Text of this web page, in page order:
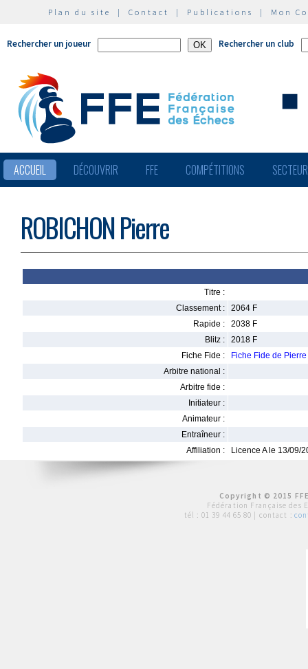
Plan du site | Contact | Publications | Mon
Rechercher un joueur Rechercher un club
ACCUEIL DÉCOUVRIR FFE COMPÉTITIONS
ROBICHON Pierre
Titre :
Classement :
2064 F
Rapide :
2038 F
Blitz :
2018 F
Fiche Fide :
Fiche Fide de
Arbitre national :
Arbitre fide :
Initiateur :
Animateur :
Entraîneur :
Affiliation :
Licence A le 13/09/
Copyright © 2015
Fédération Française des
tél : 01 39 44 65 80 | contact :